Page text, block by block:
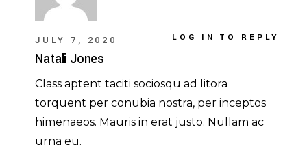
JULY 7, 2020
Natali Jones
Class aptent taciti sociosqu ad litora
torquent per conubia nostra, per inceptos
himenaeos. Mauris in erat justo. Nullam ac
urna eu.
LOG IN TO REPLY